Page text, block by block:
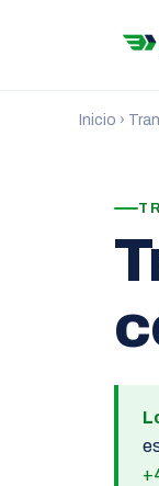
Inicio ›